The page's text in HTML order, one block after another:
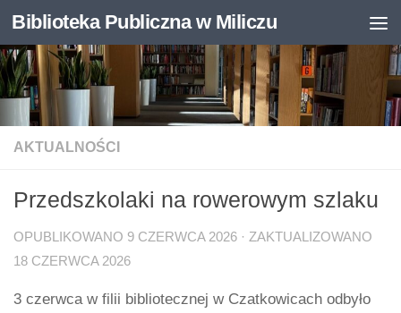
Otwórz pasek narzędzi
Skip to content
Biblioteka Publiczna w Miliczu
AKTUALNOŚCI
Przedszkolaki na rowerowym szlaku
OPUBLIKOWANO 9 CZERWCA 2026 · ZAKTUALIZOWANO
18 CZERWCA 2026
3 czerwca w filii bibliotecznej w Czatkowicach odbyło